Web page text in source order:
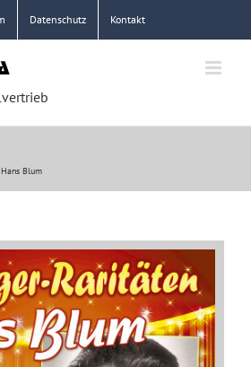
Datenschutz Kontakt
Hans Blum